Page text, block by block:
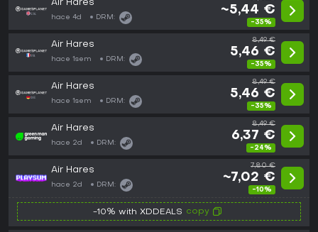
Air Hares
hace 4d DRM:
~5,44 €
-35%
Air Hares
hace 1sem DRM:
8,49 €
5,46 €
-35%
Air Hares
hace 1sem DRM:
8,49 €
5,46 €
-35%
Air Hares
hace 2d DRM:
8,49 €
6,37 €
-24%
Air Hares
hace 2d DRM:
7,80 €
~7,02 €
-10%
-10% with XDDEALS copy